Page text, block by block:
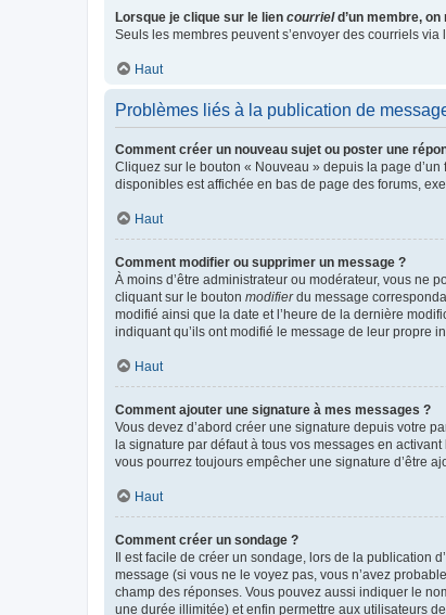
Lorsque je clique sur le lien courrield’un membre,
Seuls les membres peuvent s’envoyer des courriels
Haut
Problèmes liés à la publication de
Comment créer un nouveau sujet ou poster une
Cliquez sur le bouton « Nouveau » depuis la page
disponibles est affichée en bas de page des forums,
Haut
Comment modifier ou supprimer un message ?
À moins d’être administrateur ou modérateur, vous ne
cliquant sur le bouton modifierdu message
modifié ainsi que la date et l’heure de la dernière
indiquant qu’ils ont modifié le message de leur propre
Haut
Comment ajouter une signature à mes messages ?
Vous devez d’abord créer une signature depuis votre
la signature par défaut à tous vos messages en
vous pourrez toujours empêcher une signature d’être
Haut
Comment créer un sondage ?
Il est facile de créer un sondage, lors de la publication
message (si vous ne le voyez pas, vous n’avez
champ des réponses. Vous pouvez aussi indiquer le
une durée illimitée) et enfin permettre aux utilisateurs